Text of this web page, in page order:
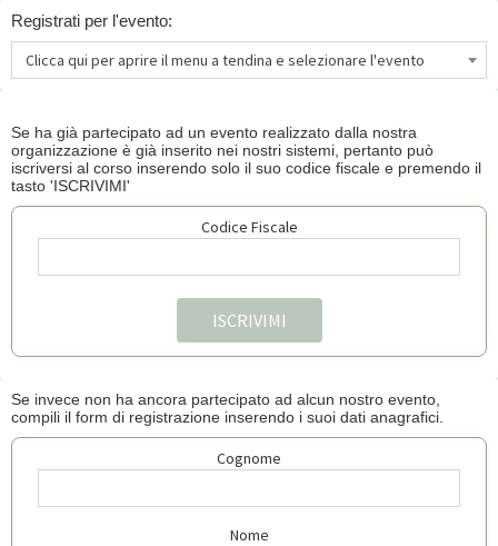
Registrati per l'evento:
Clicca qui per aprire il menu a tendina e selezionare l'evento
Se ha già partecipato ad un evento realizzato dalla nostra
organizzazione è già inserito nei nostri sistemi, pertanto può
iscriversi al corso inserendo solo il suo codice fiscale e premendo il
tasto 'ISCRIVIMI'
Codice Fiscale
Se invece non ha ancora partecipato ad alcun nostro evento,
compili il form di registrazione inserendo i suoi dati anagrafici.
Cognome
Nome